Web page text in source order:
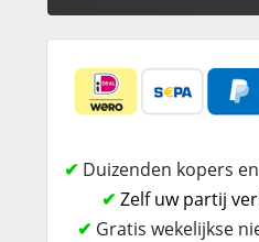
✔ Duizenden kopers
✔ Zelf uw partij
✔ Gratis wekelijkse